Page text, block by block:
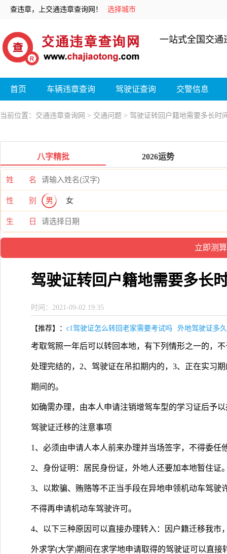
查违章，上交通违章查询网！ 选择城市
一站式全国交通
首页 车辆违章查询 驾驶证查询 交警信息
当前位置： 交通违章查询网 > 交通问题 > 驾驶证转回户籍地需要多长时
八字精批 2026运势
姓 名
性 别 男 女
生 日
驾驶证转回户籍地需要多长
时间：2021-09-02 19:35
【推荐】： c1驾驶证怎么转回老家需要考试吗 外地驾驶证多
考取驾照一年后可以转回本地，有下列情形之一的，
处理完结的，2、驾驶证在吊扣期内的，3、正在实习
期间的。
如确需办理，由本人申请注销增驾车型的学习证后予
驾驶证迁移的注意事项
1、必须由申请人本人前来办理并当场签字，不得委任
2、身份证明：居民身份证，外地人还要加本地暂住证
3、以欺骗、贿赂等不正当手段在异地申领机动车驾驶
不得再申请机动车驾驶许可。
4、以下三种原因可以直接办理转入：因户籍迁移我市
外求学(大学)期间在求学地申请取得的驾驶证可以直